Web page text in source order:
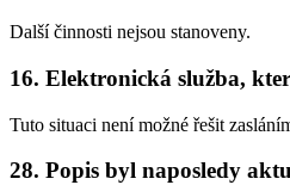
Další činnosti nejsou stanoveny.
16. Elektronická služba,
Tuto situaci není možné řešit
28. Popis byl naposledy